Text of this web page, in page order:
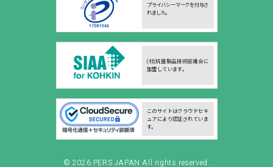
プライバシーマークを付与さ
れました。
(社)抗菌製品技術協議会に
加盟しています。
このサイトはクラウドセキ
ュアにより認証されていま
す。
© 2026 PERS JAPANAll rights reserved.